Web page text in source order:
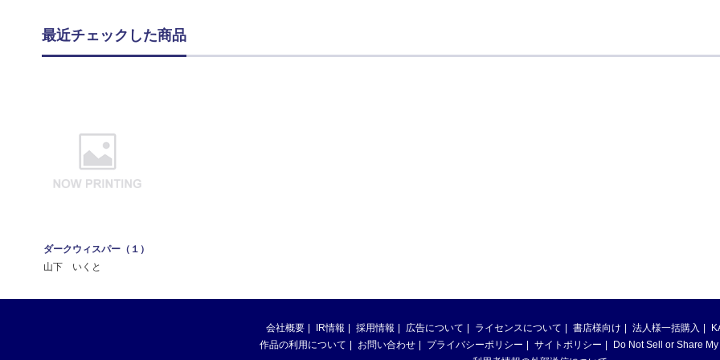
最近チェックした商品
ダークウィスパー（１）
山下 いくと
会社概要 IR情報 採用情報 広告について ライセンスについて 書店様向け 法人様一括購入
作品の利用について
お問い合わせ プライバシーポリシー サイトポリシー
Do Not Sell or Share